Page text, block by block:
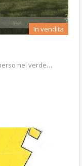
In vendita
nel verde…